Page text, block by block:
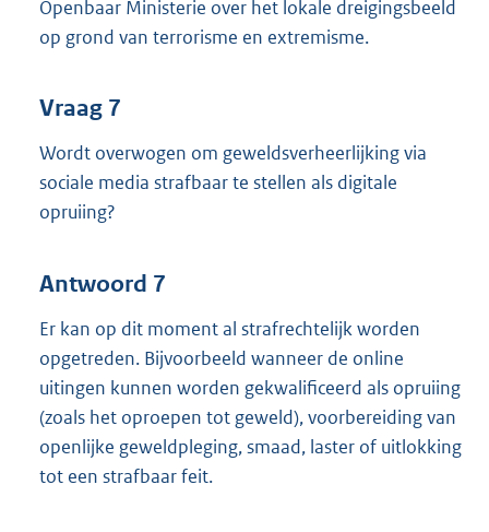
Openbaar Ministerie over het lokale dreigingsbeeld
op grond van terrorisme en extremisme.
Vraag 7
Wordt overwogen om geweldsverheerlijking via
sociale media strafbaar te stellen als digitale
opruiing?
Antwoord 7
Er kan op dit moment al strafrechtelijk worden
opgetreden. Bijvoorbeeld wanneer de online
uitingen kunnen worden gekwalificeerd als opruiing
(zoals het oproepen tot geweld), voorbereiding van
openlijke geweldpleging, smaad, laster of uitlokking
tot een strafbaar feit.